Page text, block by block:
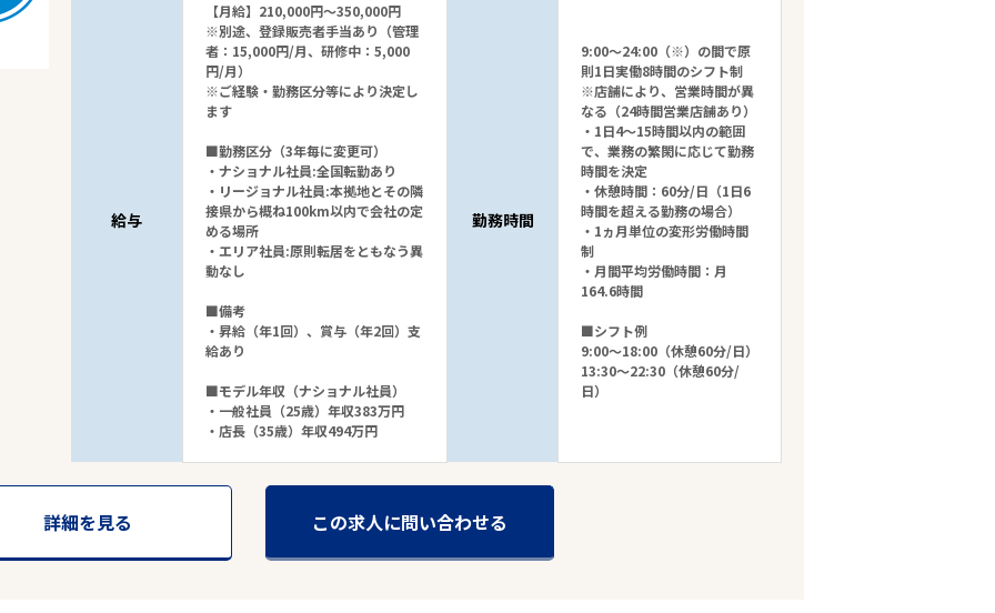
給与
【月給】210,000円～350,000円
※別途、登録販売者手当あり（管理
者：15,000円/月、研修中：5,000
円/月）
※ご経験・勤務区分等により決定し
ます
■勤務区分（3年毎に変更可）
・ナショナル社員:全国転勤あり
・リージョナル社員:本拠地とその隣
接県から概ね100km以内で会社の定
める場所
・エリア社員:原則転居をともなう異
動なし
■備考
・昇給（年1回）、賞与（年2回）支
給あり
■モデル年収（ナショナル社員）
・一般社員（25歳）年収383万円
・店長（35歳）年収494万円
勤務時間
9:00～24:00（※）の間で原
則1日実働8時間のシフト制
※店舗により、営業時間が異
なる（24時間営業店舗あり）
・1日4～15時間以内の範囲
で、業務の繁閑に応じて勤務
時間を決定
・休憩時間：60分/日（1日6
時間を超える勤務の場合）
・1ヵ月単位の変形労働時間
制
・月間平均労働時間：月
164.6時間
■シフト例
9:00～18:00（休憩60分/日）
13:30～22:30（休憩60分/
日）
詳細を見る この求人に問い合わせる